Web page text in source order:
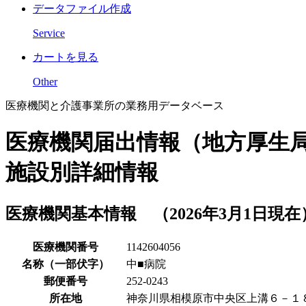
データファイル作成
Service
カートを見る
Other
医療機関と介護事業所の業務用データベース
医療機関届出情報（地方厚生局
施設別詳細情報
医療機関基本情報 （2026年3月1日現在
医療機関番号
1142604056
名称（一部伏字）
中■病院
郵便番号
252-0243
所在地
神奈川県相模原市中央区上溝６－１